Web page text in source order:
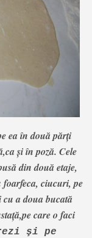
ea în două părţi
şi în poză. Cele
din două etaje,
foarfeca, ciucuri, pe
a doua bucată
care o faci
şi pe